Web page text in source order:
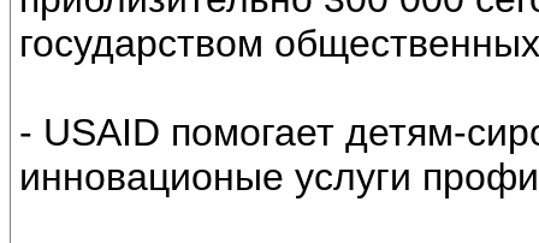
государством
- USAID помогает детям-
инновационые услуги